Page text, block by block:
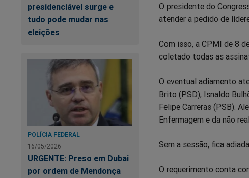
presidenciável surge e
tudo pode mudar nas
eleições
POLÍCIA FEDERAL
16/05/2026
URGENTE: Preso em Dubai
por ordem de Mendonça
no
no
no
O presidente do
atender a pedido de
Com isso, a CPMI de 8
coletado todas as
O eventual adiamento
Brito (PSD), Isnaldo
Felipe Carreras (PSB).
Enfermagem e da não
Sem a sessão, fica
O requerimento conta